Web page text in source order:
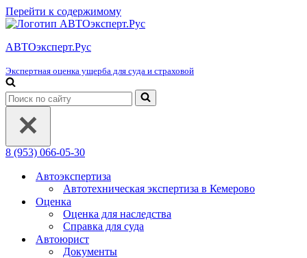
Перейти к содержимому
АВТОэксперт.Рус
Экспертная оценка ущерба для суда и страховой
Искать...
8 (953) 066-05-30
Автоэкспертиза
Автотехническая экспертиза в Кемерово
Оценка
Оценка для наследства
Справка для суда
Автоюрист
Документы